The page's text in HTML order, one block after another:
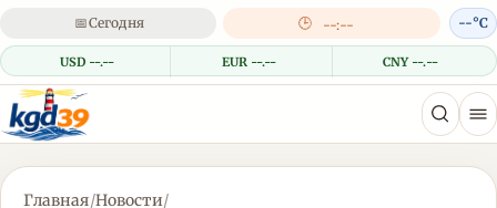
📅Сегодня 🕒 --:--
USD --.-- EUR --.-- CNY --.--
--°C
Главная/Новости/